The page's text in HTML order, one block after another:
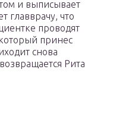
и выписывает
главврачу, что
проводят
принес
снова
Рита